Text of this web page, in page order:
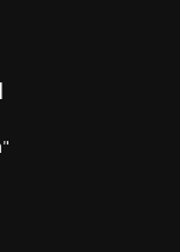
"My sheep hear my voice, and I know them,